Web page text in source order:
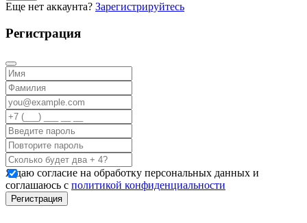
Еще нет аккаунта? Зарегистрируйтесь
Регистрация
Я даю согласие на обработку персональных данных и
соглашаюсь с политикой конфиденциальности
Регистрация